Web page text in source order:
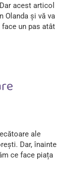
acest articol
Olanda și vă va
un pas atât
ale
Dar, înainte
ce face piața